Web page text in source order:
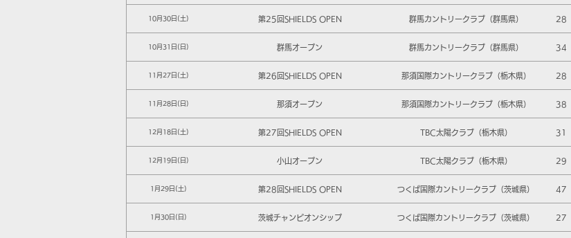
10月30日(土) 第25回SHIELDS OPEN 群馬カントリークラブ（群馬県） 28
10月31日(日) 群馬オープン 群馬カントリークラブ（群馬県） 34
11月27日(土) 第26回SHIELDS OPEN 那須国際カントリークラブ（栃木県） 28
11月28日(日) 那須オープン 那須国際カントリークラブ（栃木県） 38
12月18日(土) 第27回SHIELDS OPEN TBC太陽クラブ（栃木県） 31
12月19日(日) 小山オープン TBC太陽クラブ（栃木県） 29
1月29日(土) 第28回SHIELDS OPEN つくば国際カントリークラブ（茨城県） 47
1月30日(日) 茨城チャンピオンシップ つくば国際カントリークラブ（茨城県） 27